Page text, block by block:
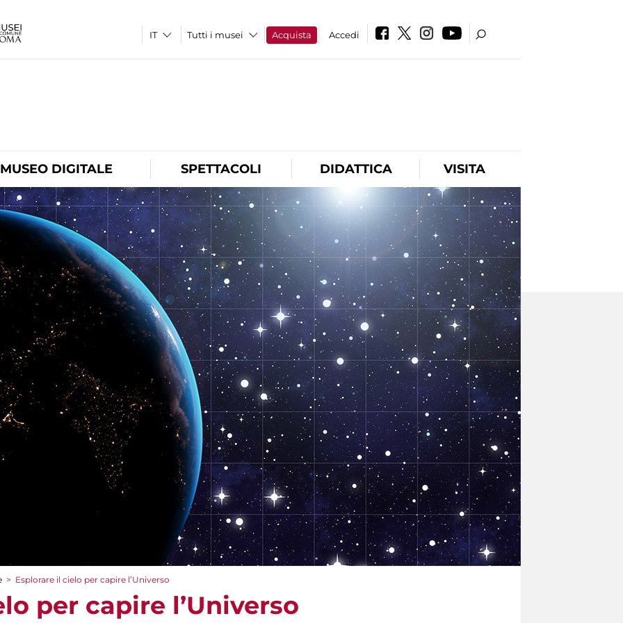
Tutti i musei Acquista Accedi
MUSEO DIGITALE SPETTACOLI DIDATTICA VISITA
> Esplorare il cielo per capire l’Universo
per capire l’Universo